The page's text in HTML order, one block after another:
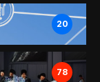
20
78